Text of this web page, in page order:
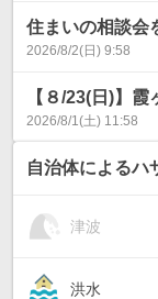
住まいの相談会
2026/8/2(日) 9:58
【８/23(日)】
2026/8/1(土) 11:58
自治体によるハ
津波
洪水